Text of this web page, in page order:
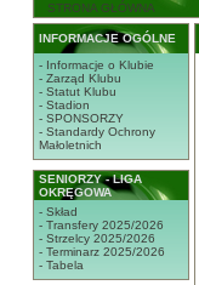
STRONA GŁÓWNA
INFORMACJE OGÓLNE
- Informacje o Klubie
- Zarząd Klubu
- Statut Klubu
- Stadion
- SPONSORZY
- Standardy Ochrony
Małoletnich
SENIORZY - LIGA
OKRĘGOWA
- Skład
- Transfery 2025/2026
- Strzelcy 2025/2026
- Terminarz 2025/2026
- Tabela